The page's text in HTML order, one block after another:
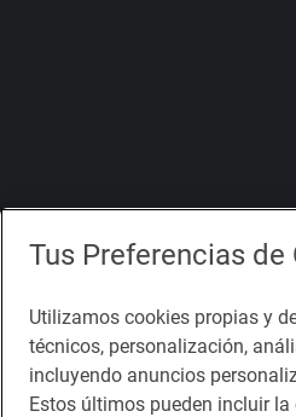
Tus Preferencias de
Utilizamos cookies propias y
técnicos, personalización,
incluyendo anuncios
Estos últimos pueden incluir